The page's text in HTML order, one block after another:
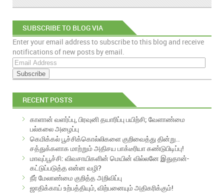
SUBSCRIBE TO BLOG VIA
EMAIL
Enter your email address to subscribe to this blog and receive
notifications of new posts by email.
E
m
a
i
A
RECENT POSTS
காளான் வளர்ப்பு, பிரவுனி தயாரிப்பு பயிற்சி; வேளாண்மை
பல்கலை அழைப்பு
கெமிக்கல் பூச்சிக்கொல்லிகளை குறிவைத்து தின்று..
சத்துக்களாக மாற்றும் அதிசய பாக்டீரியா கண்டுபிடிப்பு!
மாவுப்பூச்சி: விவசாயிகளின் மெயின் வில்லனே இதுதான்-
கட்டுப்படுத்த என்ன வழி?
நீர் மேலாண்மை குறித்த அறிவிப்பு
ஜாதிக்காய் உற்பத்தியும், விற்பனையும் அதிகரிக்கும்!